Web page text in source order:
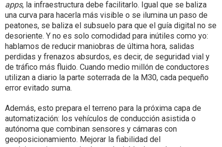
apps, la infraestructura debe facilitarlo. Igual que se baliza
una curva para hacerla más visible o se ilumina un paso de
peatones, se baliza el subsuelo para que el guía digital no se
desoriente. Y no es solo comodidad para inútiles como yo:
hablamos de reducir maniobras de última hora, salidas
perdidas y frenazos absurdos, es decir, de seguridad vial y
de tráfico más fluido. Cuando medio millón de conductores
utilizan a diario la parte soterrada de la M30, cada pequeño
error evitado suma.
Además, esto prepara el terreno para la próxima capa de
automatización: los vehículos de conducción asistida o
autónoma que combinan sensores y cámaras con
geoposicionamiento. Mejorar la fiabilidad del